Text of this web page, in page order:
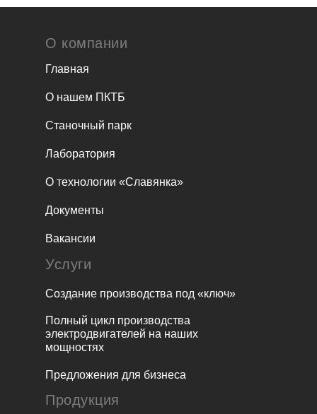
Вакансии
Документы
О технологии «Славянка»
Лаборатория
Станочный парк
Главная
О нашем ПКТБ
О компании
Создание производства под «ключ»
Предложения для бизнеса
Полный цикл производства
электродвигателей на наших
мощностях
Услуги
Продукция